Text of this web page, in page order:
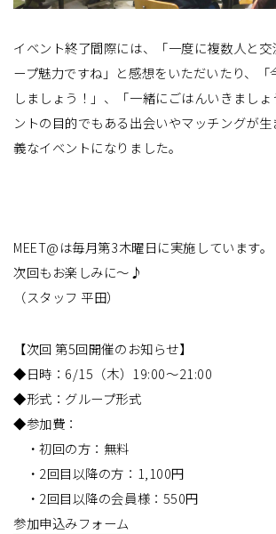
イベント終了間際には、「一度に複数人と
ープ魅力ですね」と感想をいただいたり、「
しましょう！」、「一緒にごはんいきまし
ントの目的でもある出会いやマッチングが
義なイベントになりました。
MEET@は毎月第3木曜日に実施しています。
次回もお楽しみに〜♪
（スタッフ 平田）
【次回 第5回開催のお知らせ】
◆日時：6/15（木）19:00〜21:00
◆形式：グループ形式
◆参加費：
・初回の方：無料
・2回目以降の方：1,100円
・2回目以降の会員様：550円
参加申込みフォーム